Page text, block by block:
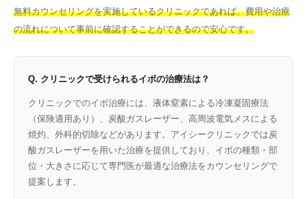
無料カウンセリングを実施しているクリニックであれば、費用や治療
の流れについて事前に確認することができるので安心です。
Q. クリニックで受けられるイボの治療法は？
クリニックでのイボ治療には、液体窒素による冷凍凝固療法
（保険適用あり）、炭酸ガスレーザー、高周波電気メスによる
焼灼、外科的切除などがあります。アイシークリニックでは炭
酸ガスレーザーを用いた治療を提供しており、イボの種類・部
位・大きさに応じて専門医が最適な治療法をカウンセリングで
提案します。